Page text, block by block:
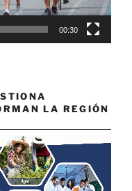
00:30
LA REGIÓN